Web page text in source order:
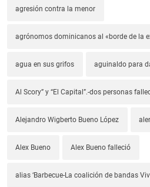
agresión contra la menor
agrónomos dominicanos al «borde de la
agua en sus grifos aguinaldo para
Al Scory” y “El Capital”.-dos personas
Alejandro Wigberto Bueno López
Alex Bueno Alex Bueno falleció
alias ‘Barbecue-La coalición de bandas